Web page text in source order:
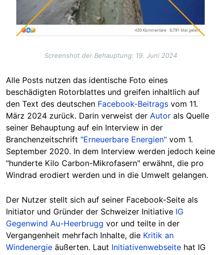
Screenshot der Behauptung: 19. Juni 2024
Alle Posts nutzen das identische Foto eines
beschädigten Rotorblattes und greifen inhaltlich auf
den Text des deutschen Facebook-Beitrags vom 11.
März 2024 zurück. Darin verweist der Autor als Quelle
seiner Behauptung auf ein Interview in der
Branchenzeitschrift "Erneuerbare Energien" vom 1.
September 2020. In dem Interview werden jedoch keine
"hunderte Kilo Carbon-Mikrofasern" erwähnt, die pro
Windrad erodiert werden und in die Umwelt gelangen.
Der Nutzer stellt sich auf seiner Facebook-Seite als
Initiator und Gründer der Schweizer Initiative IG
Gegenwind Au-Heerbrugg vor und teilte in der
Vergangenheit mehrfach Inhalte, die Kritik an
Windenergie äußerten. Laut Initiativenwebseite hat IG